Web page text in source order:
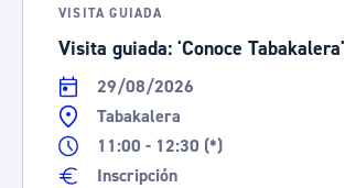
VISITA GUIADA
Visita guiada: 'Conoce Tabakalera'
29/08/2026
Tabakalera
11:00 - 12:30 (*)
Inscripción